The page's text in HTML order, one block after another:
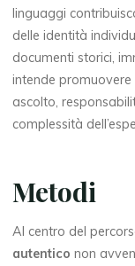
linguaggi
delle identità
documenti storici,
intende
ascolto,
complessità
Metodi
Al centro del
autentico non